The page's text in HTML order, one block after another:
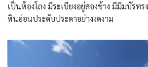
เป็นห้องโถง มีระเบียงอยู่สองข้าง มีมิมบัรท
หินอ่อนประดับประดาอย่างงดงาม